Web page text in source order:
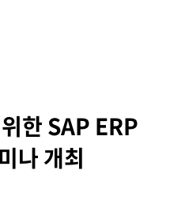
한 SAP ERP
나 개최